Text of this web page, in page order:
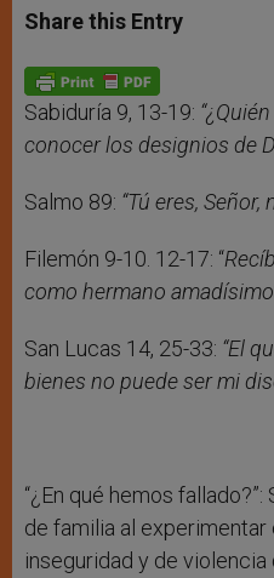
t
s
p
p
s
e
g
e
r
e
b
o
k
Share this Entry
Sabiduría 9, 13-19:
conocer los designios de
Salmo 89: “Tú eres,
Filemón 9-10. 12-17: “
como hermano
San Lucas 14, 25-33: “El
bienes no puede ser mi
“¿En qué hemos
de familia al experimentar
inseguridad y de